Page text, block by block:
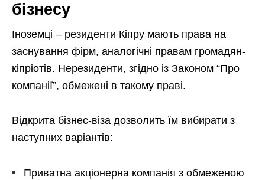
бізнесу
Іноземці – резиденти Кіпру мають права на
заснування фірм, аналогічні правам громадян-
кіпріотів. Нерезиденти, згідно із Законом “Про
компанії”, обмежені в такому праві.
Відкрита бізнес-віза дозволить їм вибирати з
наступних варіантів:
Приватна акціонерна компанія з обмеженою